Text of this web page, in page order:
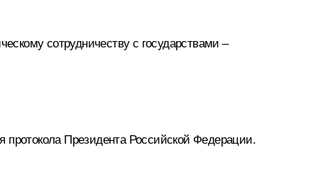
сотрудничеству с государствами –
протокола Президента Российской Федерации.